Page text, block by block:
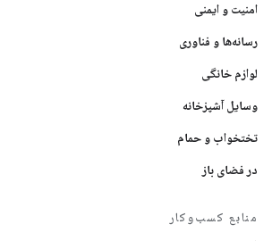
امنیت و ایمنی
رسانه‌ها و فناوری
لوازم خانگی
وسایل آشپزخانه
تختخواب و حمام
در فضای باز
منابع کسب‌وکار